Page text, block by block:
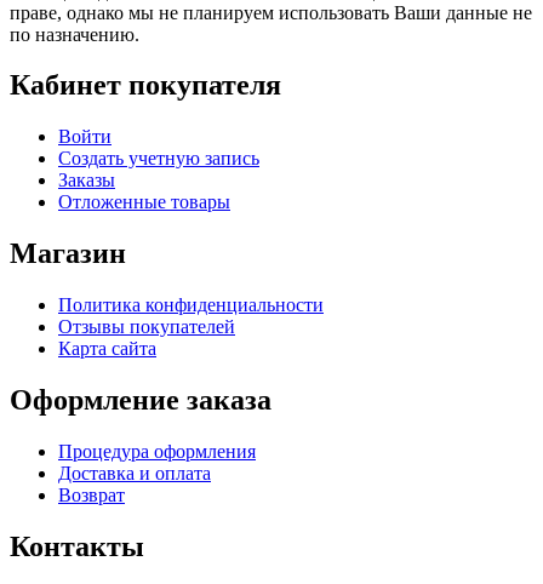
праве, однако мы не планируем использовать Ваши данные не
по назначению.
Кабинет покупателя
Войти
Создать учетную запись
Заказы
Отложенные товары
Магазин
Политика конфиденциальности
Отзывы покупателей
Карта сайта
Оформление заказа
Процедура оформления
Доставка и оплата
Возврат
Контакты